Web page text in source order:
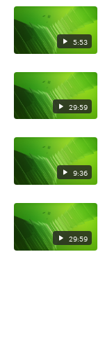
5:53
29:59
9:36
29:59